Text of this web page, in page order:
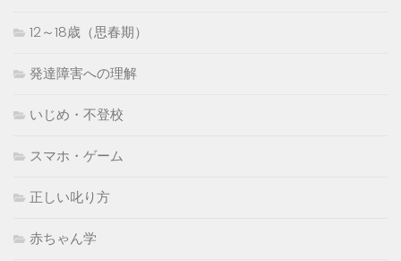
12～18歳（思春期）
発達障害への理解
いじめ・不登校
スマホ・ゲーム
正しい叱り方
赤ちゃん学